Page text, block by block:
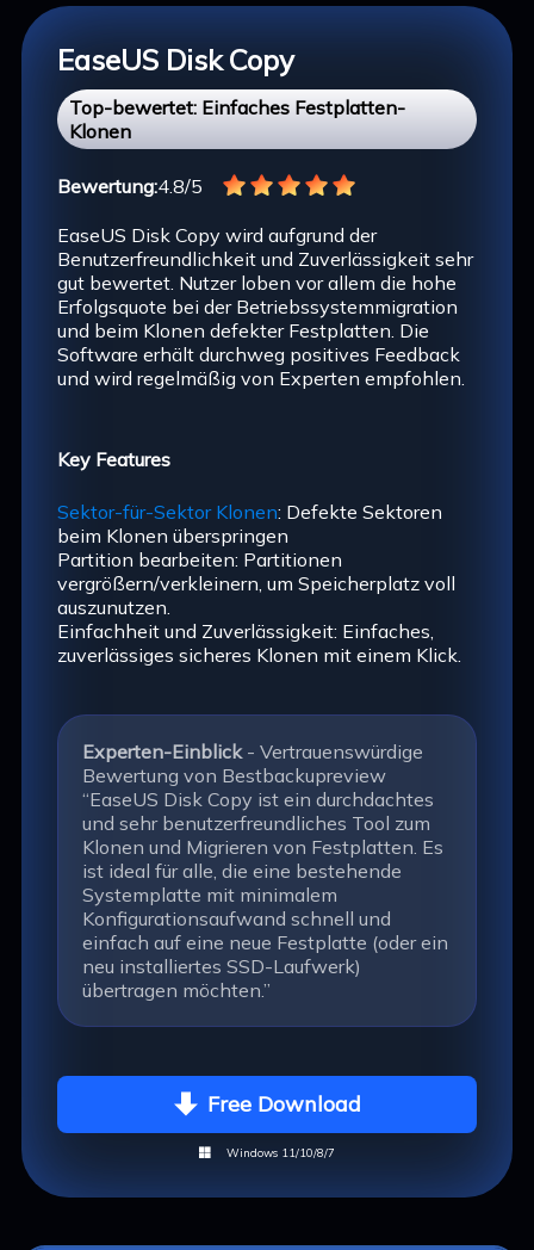
EaseUS Disk Copy
Top-bewertet: Einfaches Festplatten-
Klonen
Bewertung:4.8/5
EaseUS Disk Copy wird aufgrund der
Benutzerfreundlichkeit und Zuverlässigkeit sehr
gut bewertet. Nutzer loben vor allem die hohe
Erfolgsquote bei der Betriebssystemmigration
und beim Klonen defekter Festplatten. Die
Software erhält durchweg positives Feedback
und wird regelmäßig von Experten empfohlen.
Key Features
Sektor-für-Sektor Klonen: Defekte Sektoren
beim Klonen überspringen
Partition bearbeiten: Partitionen
vergrößern/verkleinern, um Speicherplatz voll
auszunutzen.
Einfachheit und Zuverlässigkeit: Einfaches,
zuverlässiges sicheres Klonen mit einem Klick.
Experten-Einblick- Vertrauenswürdige
Bewertung von Bestbackupreview
“EaseUS Disk Copy ist ein durchdachtes
und sehr benutzerfreundliches Tool zum
Klonen und Migrieren von Festplatten. Es
ist ideal für alle, die eine bestehende
Systemplatte mit minimalem
Konfigurationsaufwand schnell und
einfach auf eine neue Festplatte (oder ein
neu installiertes SSD-Laufwerk)
übertragen möchten.”
 Free Download
 Windows 11/10/8/7